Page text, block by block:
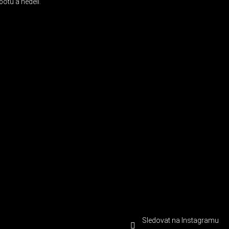
Sledovat na Instagramu